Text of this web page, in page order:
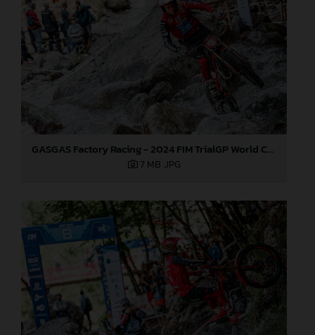
GASGAS Factory Racing - 2024 FIM TrialGP World Championship - Round 3, Italy
7 MB .JPG